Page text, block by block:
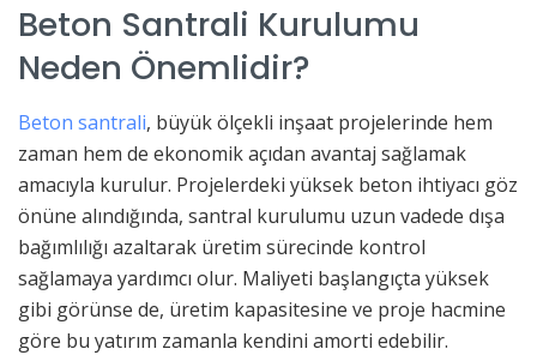
Beton Santrali Kurulumu
Neden Önemlidir?
Beton santrali, büyük ölçekli inşaat projelerinde hem
zaman hem de ekonomik açıdan avantaj sağlamak
amacıyla kurulur. Projelerdeki yüksek beton ihtiyacı göz
önüne alındığında, santral kurulumu uzun vadede dışa
bağımlılığı azaltarak üretim sürecinde kontrol
sağlamaya yardımcı olur. Maliyeti başlangıçta yüksek
gibi görünse de, üretim kapasitesine ve proje hacmine
göre bu yatırım zamanla kendini amorti edebilir.